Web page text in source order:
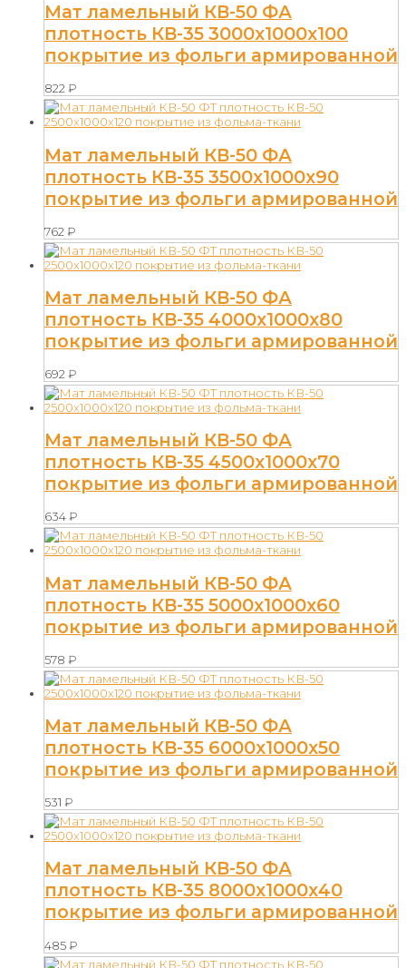
Мат ламельный КВ-50 ФА
плотность КВ-35 3000х1000х100
покрытие из фольги армированной
822₽
Мат ламельный КВ-50 ФА
плотность КВ-35 3500х1000х90
покрытие из фольги армированной
762 ₽
Мат ламельный КВ-50 ФА
плотность КВ-35 4000х1000х80
покрытие из фольги армированной
692 ₽
Мат ламельный КВ-50 ФА
плотность КВ-35 4500х1000х70
покрытие из фольги армированной
634₽
Мат ламельный КВ-50 ФА
плотность КВ-35 5000х1000х60
покрытие из фольги армированной
578 ₽
Мат ламельный КВ-50 ФА
плотность КВ-35 6000х1000х50
покрытие из фольги армированной
531 ₽
Мат ламельный КВ-50 ФА
плотность КВ-35 8000х1000х40
покрытие из фольги армированной
485₽